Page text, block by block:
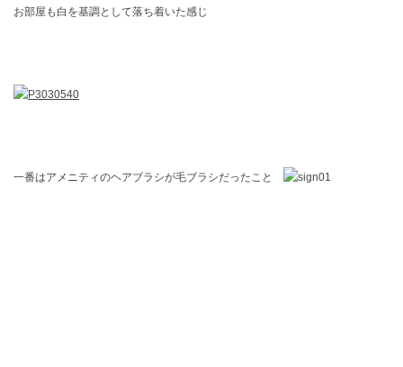
お部屋も白を基調として落ち着いた感じ
一番はアメニティのヘアブラシが毛ブラシだったこと